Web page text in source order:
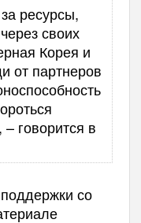
ресурсы,
своих
Корея и
от партнеров
говорится в
со